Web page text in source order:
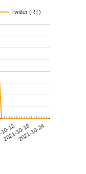
Twitter (RT)
12
2021-10-182021-10-24